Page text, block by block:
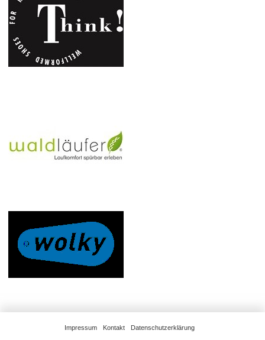
Impressum Kontakt Datenschutzerklärung